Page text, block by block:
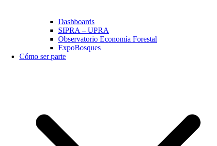
Dashboards
SIPRA – UPRA
Observatorio Economía Forestal
ExpoBosques
Cómo ser parte